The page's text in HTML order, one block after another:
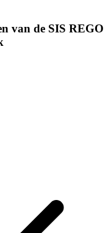
van de SIS REGO
het herstel na inspanning
gemakkelijk met water
voor na de training
van eiwitten en
te ondersteunen. Met
eiwit isolaat is het de